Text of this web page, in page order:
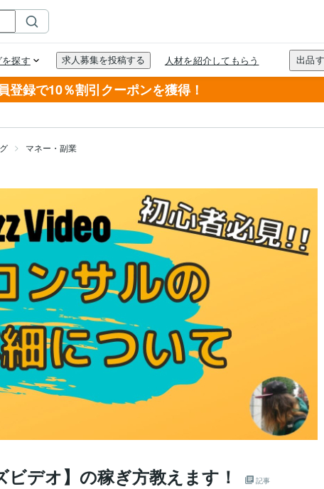
登録で10％割引クーポンを獲得！
マネー・副業
デオ】の稼ぎ方教えます！ 記事